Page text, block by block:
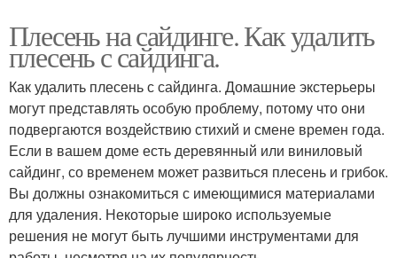
Плесень на сайдинге. Как удалить
плесень с сайдинга.
Как удалить плесень с сайдинга. Домашние экстерьеры
могут представлять особую проблему, потому что они
подвергаются воздействию стихий и смене времен года.
Если в вашем доме есть деревянный или виниловый
сайдинг, со временем может развиться плесень и грибок.
Вы должны ознакомиться с имеющимися материалами
для удаления. Некоторые широко используемые
решения не могут быть лучшими инструментами для